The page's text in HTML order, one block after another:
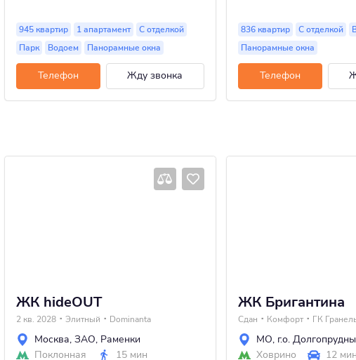
945 квартир 1 апартамент
С отделкой
Парк
Водоем Панорамные окна
Телефон Жду звонка
836 квартир С отделкой
Панорамные окна
Телефон
ЖК hideOUT
2 кв. 2028 Элитный Dominanta
Москва, ЗАО, Раменки
Поклонная
15 мин
ЖК Бригантина
Сдан Комфорт ГК
МО, г.о.
Ховрино
12 мин